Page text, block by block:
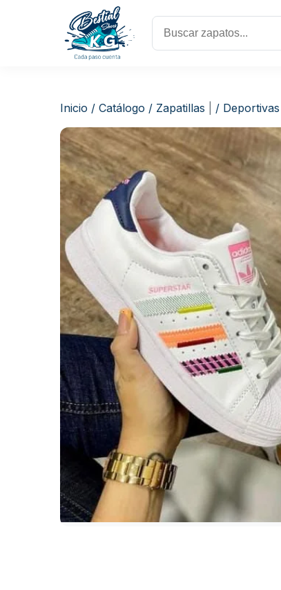
Inicio / Catálogo / Zapatillas / Deportivas